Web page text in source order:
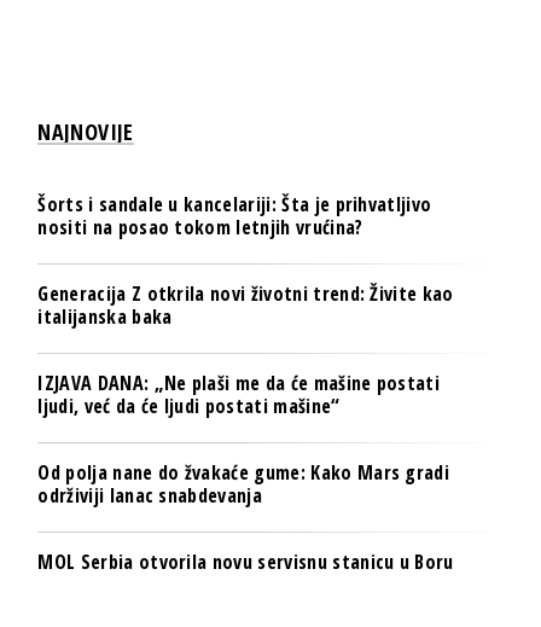
NAJNOVIJE
Šorts i sandale u kancelariji: Šta je prihvatljivo
nositi na posao tokom letnjih vrućina?
Generacija Z otkrila novi životni trend: Živite kao
italijanska baka
IZJAVA DANA: „Ne plaši me da će mašine postati
ljudi, već da će ljudi postati mašine“
Od polja nane do žvakaće gume: Kako Mars gradi
održiviji lanac snabdevanja
MOL Serbia otvorila novu servisnu stanicu u Boru